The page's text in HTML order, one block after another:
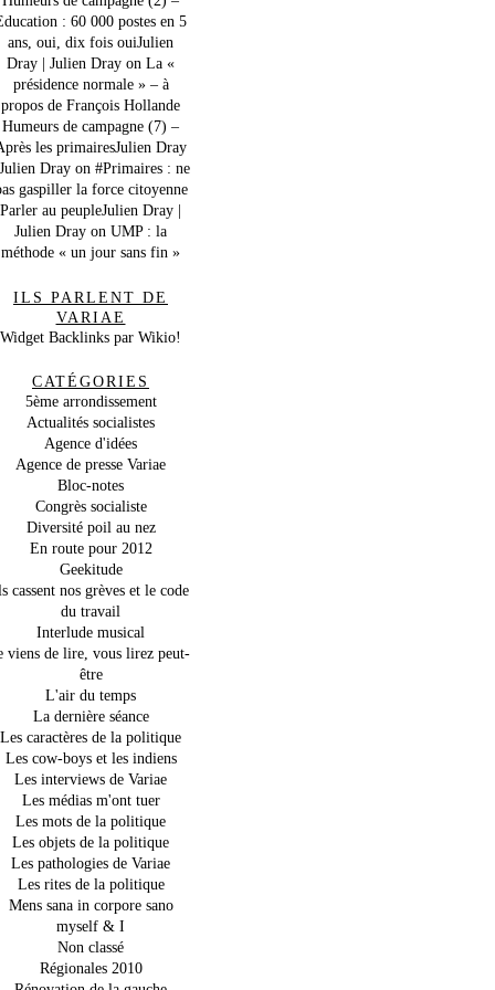
: 60 000 postes en 5
ans, oui, dix fois ouiJulien
Dray | Julien Dray on La «
présidence normale » – à
propos de François Hollande
Humeurs de campagne (7) –
les primairesJulien Dray
Dray on #Primaires : ne
gaspiller la force citoyenne
Parler au peupleJulien Dray |
Julien Dray on UMP : la
méthode « un jour sans fin »
ILS PARLENT DE
VARIAE
Widget Backlinks par Wikio!
CATÉGORIES
5ème arrondissement
Actualités socialistes
Agence d'idées
Agence de presse Variae
Bloc-notes
Congrès socialiste
Diversité poil au nez
En route pour 2012
Geekitude
cassent nos grèves et le code
du travail
Interlude musical
viens de lire, vous lirez peut-
être
L'air du temps
La dernière séance
Les caractères de la politique
Les cow-boys et les indiens
Les interviews de Variae
Les médias m'ont tuer
Les mots de la politique
Les objets de la politique
Les pathologies de Variae
Les rites de la politique
Mens sana in corpore sano
myself & I
Non classé
Régionales 2010